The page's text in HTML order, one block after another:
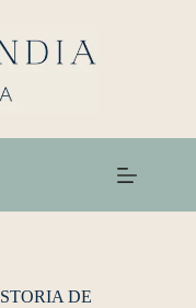
DE